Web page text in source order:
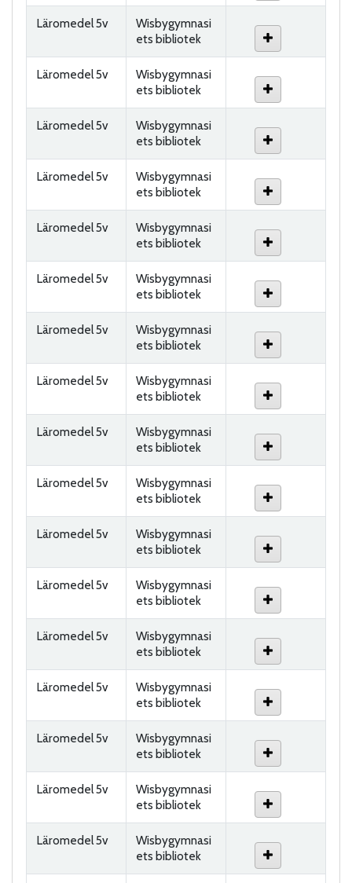
Läromedel 5v
Wisbygymnasi
ets bibliotek
Läromedel 5v
Wisbygymnasi
ets bibliotek
Läromedel 5v
Wisbygymnasi
ets bibliotek
Läromedel 5v
Wisbygymnasi
ets bibliotek
Läromedel 5v
Wisbygymnasi
ets bibliotek
Läromedel 5v
Wisbygymnasi
ets bibliotek
Läromedel 5v
Wisbygymnasi
ets bibliotek
Läromedel 5v
Wisbygymnasi
ets bibliotek
Läromedel 5v
Wisbygymnasi
ets bibliotek
Läromedel 5v
Wisbygymnasi
ets bibliotek
Läromedel 5v
Wisbygymnasi
ets bibliotek
Läromedel 5v
Wisbygymnasi
ets bibliotek
Läromedel 5v
Wisbygymnasi
ets bibliotek
Läromedel 5v
Wisbygymnasi
ets bibliotek
Läromedel 5v
Wisbygymnasi
ets bibliotek
Läromedel 5v
Wisbygymnasi
ets bibliotek
Läromedel 5v
Wisbygymnasi
ets bibliotek